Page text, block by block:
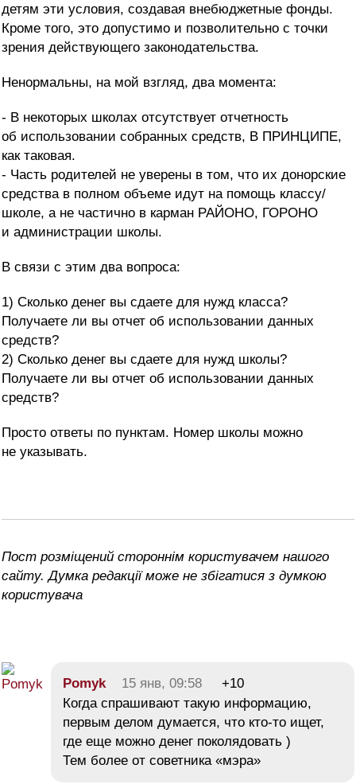
детям эти условия, создавая внебюджетные фонды.
Кроме того, это допустимо и позволительно с точки
зрения действующего законодательства.
Ненормальны, на мой взгляд, два момента:
- В некоторых школах отсутствует отчетность
об использовании собранных средств, В ПРИНЦИПЕ,
как таковая.
- Часть родителей не уверены в том, что их донорские
средства в полном объеме идут на помощь классу/
школе, а не частично в карман РАЙОНО, ГОРОНО
и администрации школы.
В связи с этим два вопроса:
1) Сколько денег вы сдаете для нужд класса?
Получаете ли вы отчет об использовании данных
средств?
2) Сколько денег вы сдаете для нужд школы?
Получаете ли вы отчет об использовании данных
средств?
Просто ответы по пунктам. Номер школы можно
не указывать.
Пост розміщений стороннім користувачем нашого
сайту. Думка редакції може не збігатися з думкою
користувача
Pomyk 15 янв, 09:58
+10
Когда спрашивают такую информацию,
первым делом думается, что кто-то ищет,
где еще можно денег поколядовать )
Тем более от советника «мэра»